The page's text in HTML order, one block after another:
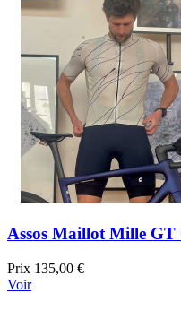
Assos Maillot Mille GT
Prix 135,00 €
Voir